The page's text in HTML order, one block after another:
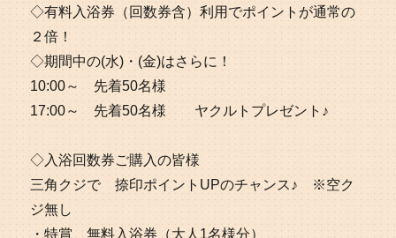
◇有料入浴券（回数券含）利用でポイントが通常の
２倍！
◇期間中の(水)・(金)はさらに！
10:00～ 先着50名様
17:00～ 先着50名様 ヤクルトプレゼント♪
◇入浴回数券ご購入の皆様
三角クジで 捺印ポイントUPのチャンス♪ ※空ク
ジ無し
・特賞 無料入浴券（大人1名様分）